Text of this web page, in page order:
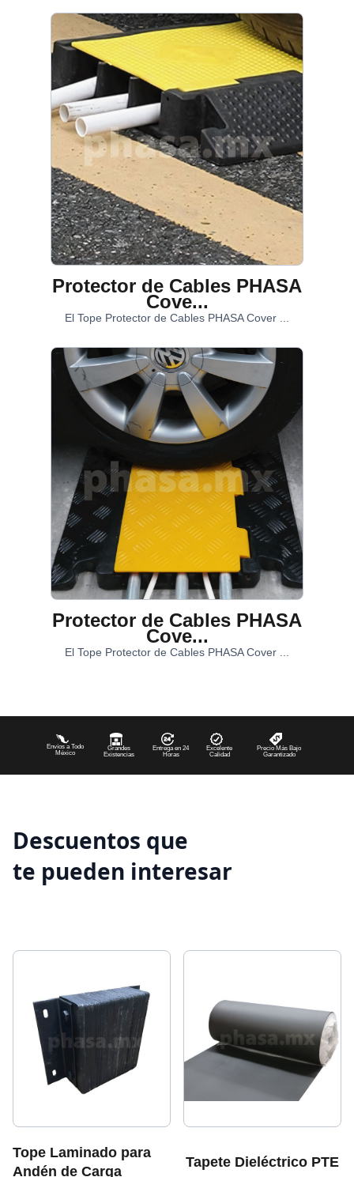
Protector de Cables PHASA
Cove...
El Tope Protector de Cables PHASA Cover ...
Protector de Cables PHASA
Cove...
El Tope Protector de Cables PHASA Cover ...
Envíos a Todo
México
Grandes
Existencias
Entrega en 24
Horas
Excelente
Calidad
Precio Más Bajo
Garantizado
Descuentos que
te pueden interesar
Tope Laminado para
Andén de Carga
Tapete Dieléctrico PTE